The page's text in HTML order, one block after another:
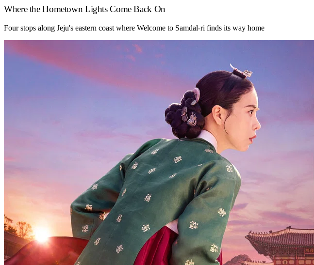
Where the Hometown Lights Come Back On
Four stops along Jeju's eastern coast where Welcome to Samdal-ri finds its way home